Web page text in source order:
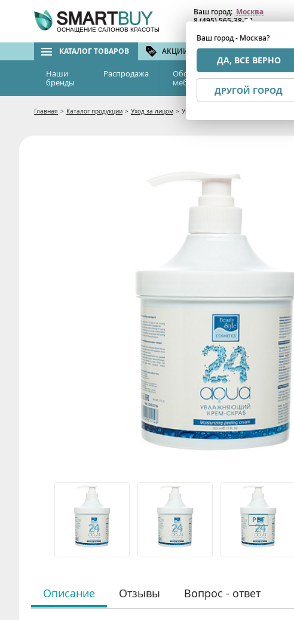
ОСНАЩЕНИЕ САЛОНОВ КРАСОТЫ
Ваш город: Москва
Ваш город - Москва?
ДА, ВСЕ ВЕРНО
ДРУГОЙ ГОРОД
8 (495) 565-38-74
КАТАЛОГ ТОВАРОВ АКЦИИ И СКИДКИ БРЕНДЫ
Наши
бренды
Распродажа
Оборудование и
мебель
Главная > Каталог продукции > Уход за лицом > Увлажняющий крем-пилинг «Аква
Описание Отзывы Вопрос - ответ